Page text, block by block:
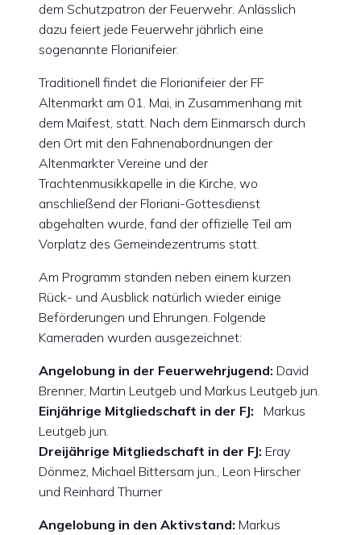
dem Schutzpatron der Feuerwehr. Anlässlich
dazu feiert jede Feuerwehr jährlich eine
sogenannte Florianifeier.
Traditionell findet die Florianifeier der FF
Altenmarkt am 01. Mai, in Zusammenhang mit
dem Maifest, statt. Nach dem Einmarsch durch
den Ort mit den Fahnenabordnungen der
Altenmarkter Vereine und der
Trachtenmusikkapelle in die Kirche, wo
anschließend der Floriani-Gottesdienst
abgehalten wurde, fand der offizielle Teil am
Vorplatz des Gemeindezentrums statt.
Am Programm standen neben einem kurzen
Rück- und Ausblick natürlich wieder einige
Beförderungen und Ehrungen. Folgende
Kameraden wurden ausgezeichnet:
Angelobung in der Feuerwehrjugend: David
Brenner, Martin Leutgeb und Markus Leutgeb jun.
Einjährige Mitgliedschaft in der FJ:
Markus
Leutgeb jun.
Dreijährige Mitgliedschaft in der FJ: Eray
Dönmez, Michael Bittersam jun., Leon Hirscher
und Reinhard Thurner
Angelobung in den Aktivstand: Markus